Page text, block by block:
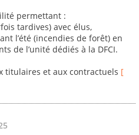
permettant :
tardives) avec élus,
l’été (incendies de forêt) en
de l’unité dédiés à la DFCI.
titulaires et aux contractuels [